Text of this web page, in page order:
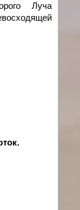
Луча